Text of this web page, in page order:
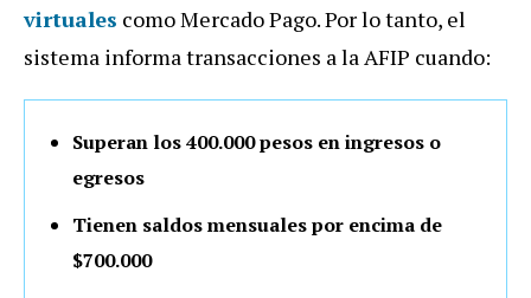
virtuales como Mercado Pago. Por lo tanto, el
sistema informa transacciones a la AFIP cuando:
Superan los 400.000 pesos en ingresos o
egresos
Tienen saldos mensuales por encima de
$700.000